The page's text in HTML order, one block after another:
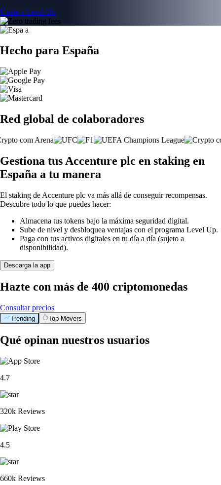
Únete a Level Up
Hecho para España
Red global de colaboradores
Gestiona tus Accenture plc en staking en
España a tu manera
El staking de Accenture plc va más allá de conseguir recompensas.
Descubre todo lo que puedes hacer:
Almacena tus tokens bajo la máxima seguridad digital.
Sube de nivel y desbloquea ventajas con el programa Level Up.
Paga con tus activos digitales en tu día a día (sujeto a
disponibilidad).
Descarga la app
Hazte con más de 400 criptomonedas
Consultar precios
Trending Top Movers
Qué opinan nuestros usuarios
4.7
320k Reviews
4.5
660k Reviews